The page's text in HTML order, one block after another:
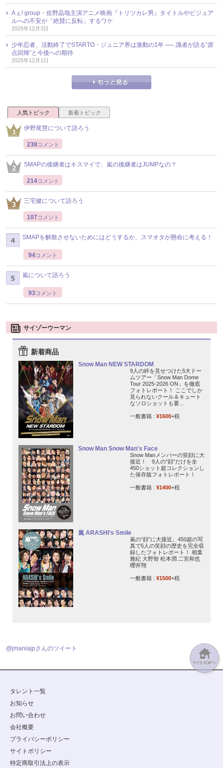
Aぇ! group・佐野晶哉主演アニメ映画『トリツカレ男』タイトルやビジュア
ルへの不安が「絶賛に反転」するワケ
2025年12月3日
少年忍者、活動終了でSTARTO・ジュニア界は激動の1年 ── 識者が語る“原
点回帰”と今後への期待
2025年12月1日
人気トピック 新着トピック
伊野尾慧について語ろう
238コメント
SMAPの後継者はキスマイで、嵐の後継者はJUMPなの？
214コメント
三宅健について語ろう
107 コメント
SMAPを解散させないためにはどうするか、スマオタが懸命に考える！
94コメント
嵐について語ろう
93コメント
サイゾーウーマン
新着商品
Snow Man NEW STARDOM
9人の絆を見せつけた5大ドー
ムツアー「Snow Man Dome
Tour 2025-2026 ON」を徹底
フォトレポート！ ここでしか
見られないクール＆キュート
なソロショットも要...
一般書籍 : ¥1600+税
Snow Man Snow Man's Face
Snow Manメンバーの笑顔に大
接近！ 9人の“顔”だけを全
450ショット超コレクションし
た保存版フォトレポート！
一般書籍 : ¥1400+税
嵐 ARASHI’s Smile
嵐の“顔”に大接近。450超の写
真で5人の笑顔の歴史を完全収
録したフォトレポート！ 相葉
雅紀 大野智 松本潤 二宮和也
櫻井翔
一般書籍 : ¥1500+税
@jmaniajpさんのツイート
タレント一覧
お知らせ
お問い合わせ
会社概要
プライバシーポリシー
サイトポリシー
特定商取引法上の表示